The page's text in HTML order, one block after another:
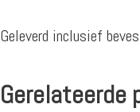
Geleverd inclusief
Gerelateerde